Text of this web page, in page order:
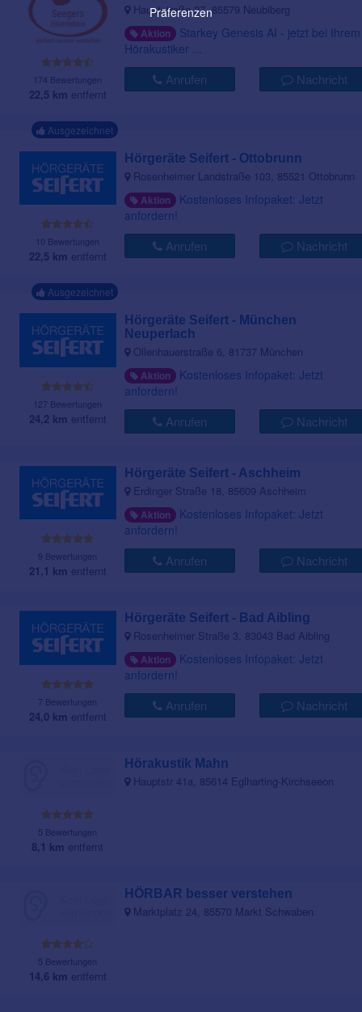
174 Bewertungen
22,5 km entfernt
Hauptstraße 27, 85579 Neubiberg
Aktion Starkey Genesis AI - jetzt bei Ihrem
Hörakustiker ...
Anrufen Nachricht
Ausgezeichnet
10 Bewertungen
22,5 km entfernt
Hörgeräte Seifert - Ottobrunn
Rosenheimer Landstraße 103, 85521 Ottobrunn
Aktion Kostenloses Infopaket: Jetzt
anfordern!
Anrufen Nachricht
Ausgezeichnet
127 Bewertungen
24,2 km entfernt
Hörgeräte Seifert - München
Neuperlach
Ollenhauerstraße 6, 81737 München
Aktion Kostenloses Infopaket: Jetzt
anfordern!
Anrufen Nachricht
9 Bewertungen
21,1 km entfernt
Hörgeräte Seifert - Aschheim
Erdinger Straße 18, 85609 Aschheim
Aktion Kostenloses Infopaket: Jetzt
anfordern!
Anrufen Nachricht
7 Bewertungen
24,0 km entfernt
Hörgeräte Seifert - Bad Aibling
Rosenheimer Straße 3, 83043 Bad Aibling
Aktion Kostenloses Infopaket: Jetzt
anfordern!
Anrufen Nachricht
5 Bewertungen
8,1 km entfernt
Hörakustik Mahn
Hauptstr 41a, 85614 Eglharting-Kirchseeon
5 Bewertungen
14,6 km entfernt
HÖRBAR besser verstehen
Marktplatz 24, 85570 Markt Schwaben
Präferenzen